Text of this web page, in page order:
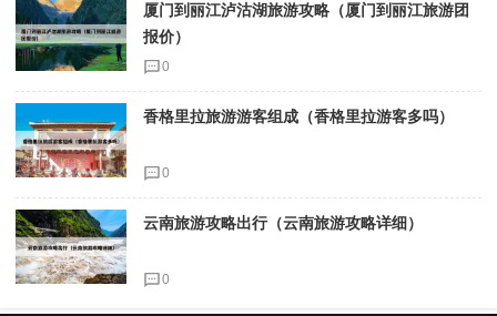
厦门到丽江泸沽湖旅游攻略（厦门到丽江旅游团
报价）
0
香格里拉旅游游客组成（香格里拉游客多吗）
0
云南旅游攻略出行（云南旅游攻略详细）
0